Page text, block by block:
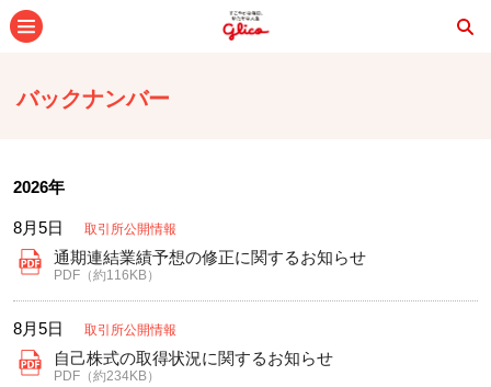
バックナンバー
2026年
8月5日 取引所公開情報
通期連結業績予想の修正に関するお知らせ
PDF（約116KB）
8月5日 取引所公開情報
自己株式の取得状況に関するお知らせ
PDF（約234KB）